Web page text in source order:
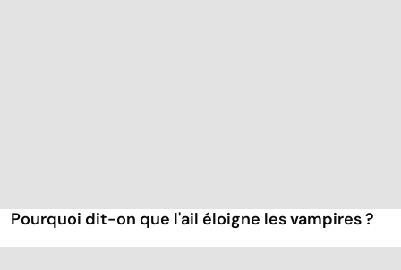
Pourquoi dit-on que l'ail éloigne les vampires ?